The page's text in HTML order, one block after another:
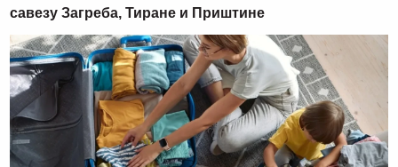
савезу Загреба, Тиране и Приштине